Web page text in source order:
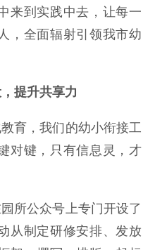
来到实践中去，让每一
，全面辐射引领我市幼
提升共享力
育，我们的幼小衔接工
对键，只有信息灵，才
所公众号上专门开设了
从制定研修安排、发放